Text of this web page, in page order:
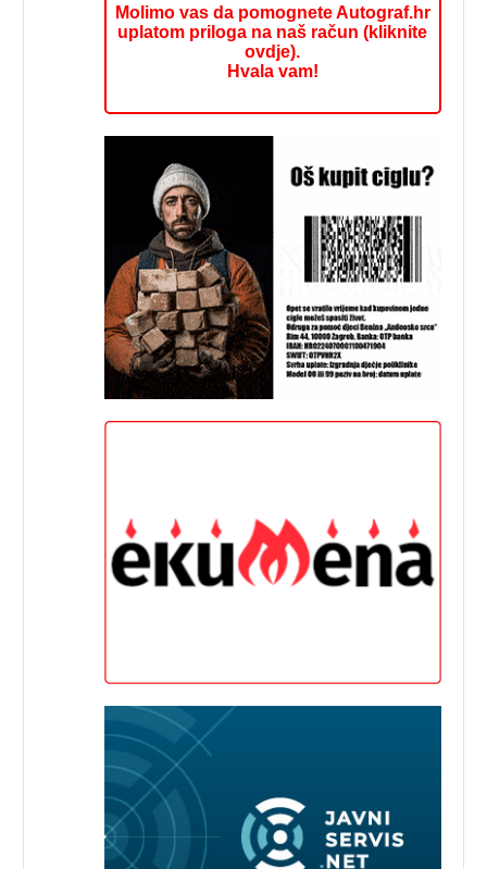
Molimo vas da pomognete Autograf.hr
uplatom priloga na naš račun (kliknite
ovdje).
Hvala vam!